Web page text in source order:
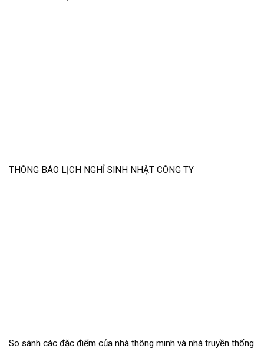
THÔNG BÁO LỊCH NGHỈ SINH NHẬT CÔNG TY
So sánh các đặc điểm của nhà thông minh và nhà truyền thống